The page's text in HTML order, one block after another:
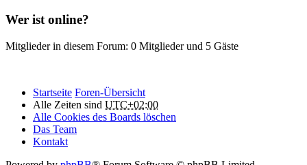
Wer ist online?
Mitglieder in diesem Forum: 0 Mitglieder und 5 Gäste
Startseite Foren-Übersicht
Alle Zeiten sind UTC+02:00
Alle Cookies des Boards löschen
Das Team
Kontakt